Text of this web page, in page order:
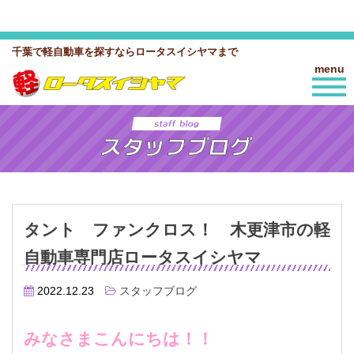
千葉で軽自動車を探すならロータスイシヤマまで
menu
タント ファンクロス！ 木更津市の軽
自動車専門店ロータスイシヤマ
2022.12.23 スタッフブログ
みなさまこんにちは！！